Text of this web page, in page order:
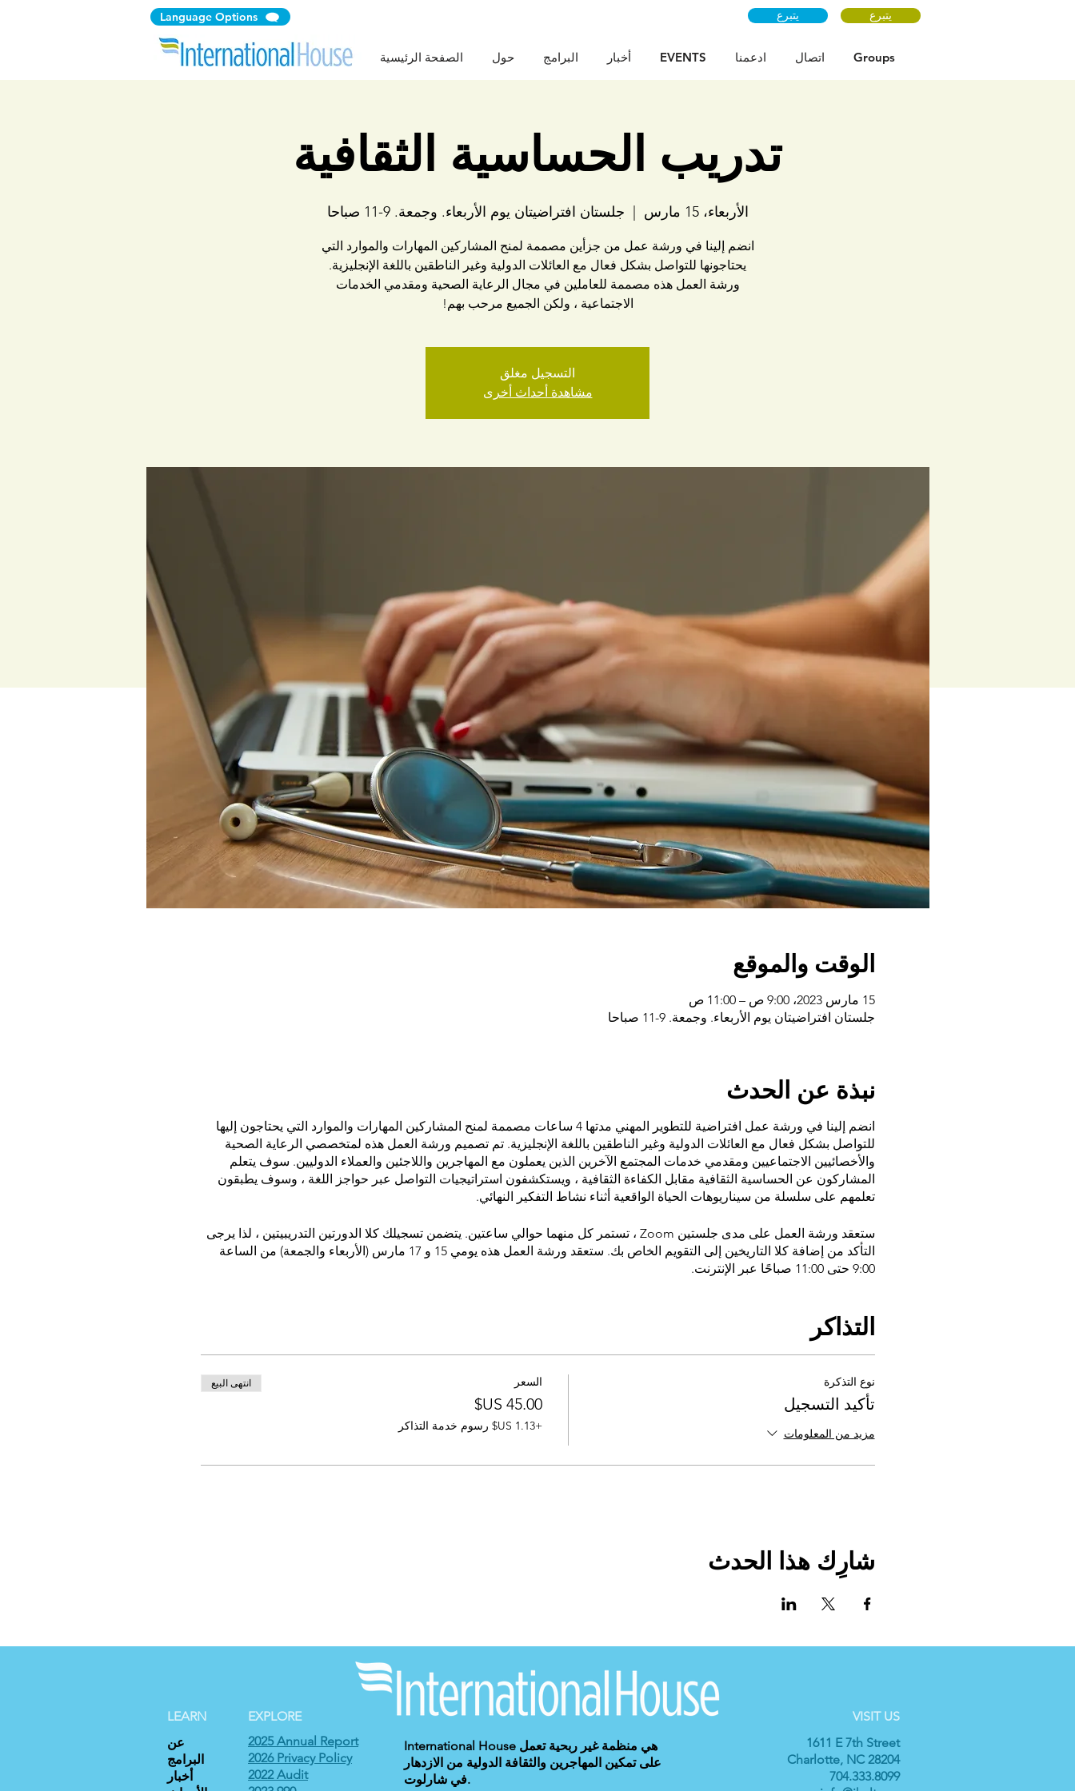
Language Options يتبرع يتبرع
الصفحة الرئيسية حول البرامج أخبار EVENTS ادعمنا اتصال Groups
تدريب الحساسية الثقافية
الأربعاء، 15 مارس جلستان افتراضيتان يوم الأربعاء. وجمعة. 9-11 صباحا
انضم إلينا في ورشة عمل من جزأين مصممة لمنح المشاركين المهارات والموارد التي
يحتاجونها للتواصل بشكل فعال مع العائلات الدولية وغير الناطقين باللغة الإنجليزية.
ورشة العمل هذه مصممة للعاملين في مجال الرعاية الصحية ومقدمي الخدمات
الاجتماعية ، ولكن الجميع مرحب بهم!
التسجيل مغلق
مشاهدة أحداث أخرى
الوقت والموقع
15 مارس 2023، 9:00 ص – 11:00 ص
جلستان افتراضيتان يوم الأربعاء. وجمعة. 9-11 صباحا
نبذة عن الحدث
انضم إلينا في ورشة عمل افتراضية للتطوير المهني مدتها 4 ساعات مصممة لمنح المشاركين المهارات والموارد التي يحتاجون إليها
للتواصل بشكل فعال مع العائلات الدولية وغير الناطقين باللغة الإنجليزية. تم تصميم ورشة العمل هذه لمتخصصي الرعاية الصحية
والأخصائيين الاجتماعيين ومقدمي خدمات المجتمع الآخرين الذين يعملون مع المهاجرين واللاجئين والعملاء الدوليين. سوف يتعلم
المشاركون عن الحساسية الثقافية مقابل الكفاءة الثقافية ، ويستكشفون استراتيجيات التواصل عبر حواجز اللغة ، وسوف يطبقون
تعلمهم على سلسلة من سيناريوهات الحياة الواقعية أثناء نشاط التفكير النهائي.
ستعقد ورشة العمل على مدى جلستين Zoom ، تستمر كل منهما حوالي ساعتين. يتضمن تسجيلك كلا الدورتين التدريبيتين ، لذا يرجى
التأكد من إضافة كلا التاريخين إلى التقويم الخاص بك. ستعقد ورشة العمل هذه يومي 15 و 17 مارس (الأربعاء والجمعة) من الساعة
9:00 حتى 11:00 صباحًا عبر الإنترنت.
التذاكر
نوع التذكرة
تأكيد التسجيل
مزيد من المعلومات
السعر
+‏1.13 US$ رسوم خدمة التذاكر
انتهى البيع
شارِك هذا الحدث
2025 Annual Report
2026 Privacy Policy
2022 Audit
LEARN
عن
البرامج
أخبار
International House هي منظمة غير ربحية تعمل
على تمكين المهاجرين والثقافة الدولية من الازدهار
في شارلوت.
VISIT US
1611 E 7th Street
Charlotte, NC 28204
704.333.8099
EXPLORE